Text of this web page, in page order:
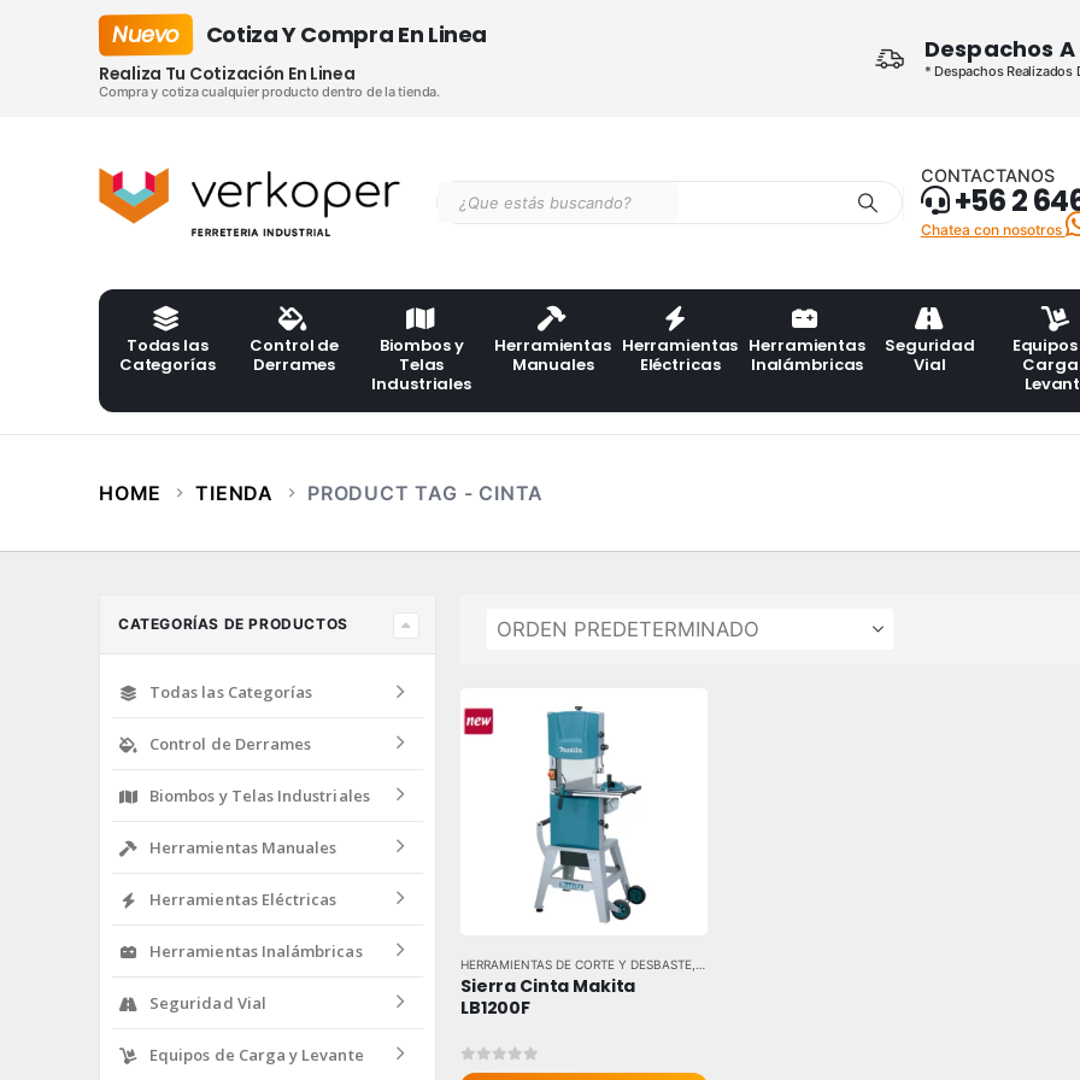
Despachos
* Despachos Realizados
Nuevo Cotiza Y Compra En Linea
Realiza Tu Cotización En Linea
Compra y cotiza cualquier producto dentro de la tienda.
CONTACTANOS
+56 2
Chatea con nosotros
Todas las
Categorías
Control de
Derrames
Biombos y
Telas
Industriales
Herramientas
Manuales
Herramientas
Eléctricas
Herramientas
Inalámbricas
Seguridad
Vial
HOME TIENDA PRODUCT TAG - CINTA
HERRAMIENTAS DE CORTE Y DESBASTE
Sierra Cinta Makita
LB1200F
0out of 5
CATEGORÍAS DE PRODUCTOS
Todas las Categorías
Control de Derrames
Biombos y Telas Industriales
Herramientas Manuales
Herramientas Eléctricas
Herramientas Inalámbricas
Seguridad Vial
Equipos de Carga y Levante